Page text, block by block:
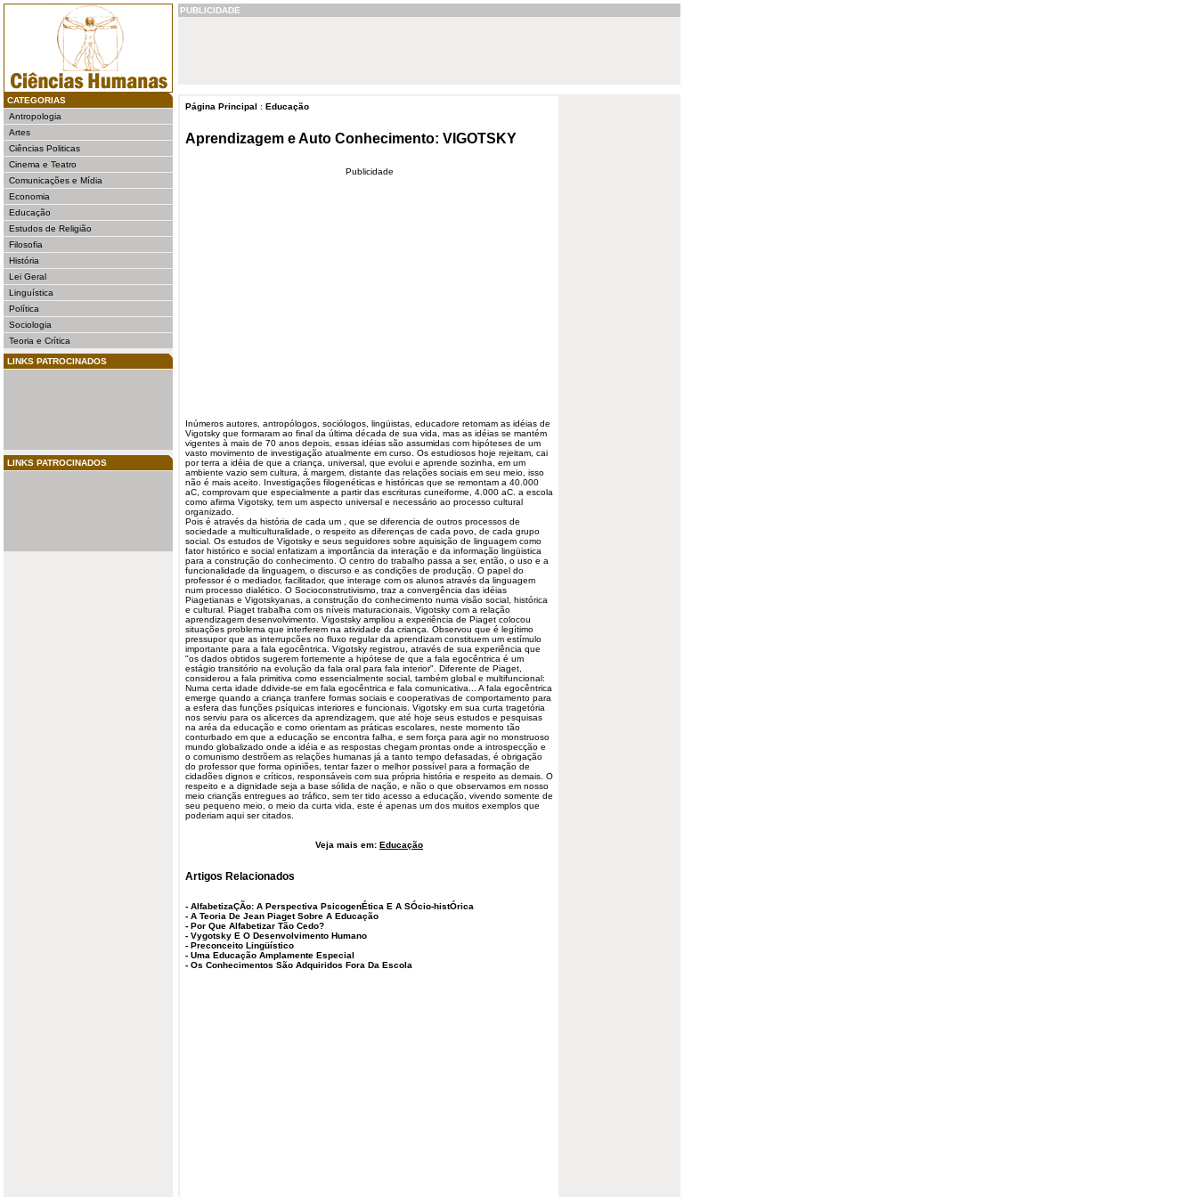
CATEGORIAS
Antropologia
Artes
Ciências Politicas
Cinema e Teatro
Comunicações e Mídia
Economia
Educação
Estudos de Religião
Filosofia
História
Lei Geral
Linguística
Política
Sociologia
Teoria e Crítica
LINKS PATROCINADOS
LINKS PATROCINADOS
PUBLICIDADE
Página Principal : Educação
Aprendizagem e Auto Conhecimento: VIGOTSKY
Publicidade
Inúmeros autores, antropólogos, sociólogos, lingüistas, educadore retomam as idéias de
Vigotsky que formaram ao final da última década de sua vida, mas as idéias se mantém
vigentes à mais de 70 anos depois, essas idéias são assumidas com hipóteses de um
vasto movimento de investigação atualmente em curso. Os estudiosos hoje rejeitam, cai
por terra a idéia de que a criança, universal, que evolui e aprende sozinha, em um
ambiente vazio sem cultura, á margem, distante das relações sociais em seu meio, isso
não é mais aceito. Investigações filogenéticas e históricas que se remontam a 40.000
aC, comprovam que especialmente a partir das escrituras cuneiforme, 4.000 aC. a escola
como afirma Vigotsky, tem um aspecto universal e necessário ao processo cultural
organizado.
Pois é através da história de cada um , que se diferencia de outros processos de
sociedade a multiculturalidade, o respeito as diferenças de cada povo, de cada grupo
social. Os estudos de Vigotsky e seus seguidores sobre aquisição de linguagem como
fator histórico e social enfatizam a importância da interação e da informação lingüistica
para a construção do conhecimento. O centro do trabalho passa a ser, então, o uso e a
funcionalidade da linguagem, o discurso e as condições de produção. O papel do
professor é o mediador, facilitador, que interage com os alunos através da linguagem
num processo dialético. O Socioconstrutivismo, traz a convergência das idéias
Piagetianas e Vigotskyanas, a construção do conhecimento numa visão social, histórica
e cultural. Piaget trabalha com os níveis maturacionais, Vigotsky com a relação
aprendizagem desenvolvimento. Vigostsky ampliou a experiência de Piaget colocou
situações problema que interferem na atividade da criança. Observou que é legítimo
pressupor que as interrupcões no fluxo regular da aprendizam constituem um estímulo
importante para a fala egocêntrica. Vigotsky registrou, através de sua experiência que
"os dados obtidos sugerem fortemente a hipótese de que a fala egocêntrica é um
estágio transitório na evolução da fala oral para fala interior". Diferente de Piaget,
considerou a fala primitiva como essencialmente social, também global e multifuncional:
Numa certa idade ddivide-se em fala egocêntrica e fala comunicativa... A fala egocêntrica
emerge quando a criança tranfere formas sociais e cooperativas de comportamento para
a esfera das funções psíquicas interiores e funcionais. Vigotsky em sua curta tragetória
nos serviu para os alicerces da aprendizagem, que até hoje seus estudos e pesquisas
na aréa da educação e como orientam as práticas escolares, neste momento tão
conturbado em que a educação se encontra falha, e sem força para agir no monstruoso
mundo globalizado onde a idéia e as respostas chegam prontas onde a introspecção e
o comunismo destrõem as relações humanas já a tanto tempo defasadas, é obrigação
do professor que forma opiniões, tentar fazer o melhor possível para a formação de
cidadões dignos e críticos, responsáveis com sua própria história e respeito as demais. O
respeito e a dignidade seja a base sólida de nação, e não o que observamos em nosso
meio criançãs entregues ao tráfico, sem ter tido acesso a educação, vivendo somente de
seu pequeno meio, o meio da curta vida, este é apenas um dos muitos exemplos que
poderiam aqui ser citados.
Veja mais em: Educação
Artigos Relacionados
- AlfabetizaÇÃo: A Perspectiva PsicogenÉtica E A SÓcio-histÓrica
- A Teoria De Jean Piaget Sobre A Educação
- Por Que Alfabetizar Tão Cedo?
- Vygotsky E O Desenvolvimento Humano
- Preconceito Lingüístico
- Uma Educação Amplamente Especial
- Os Conhecimentos São Adquiridos Fora Da Escola